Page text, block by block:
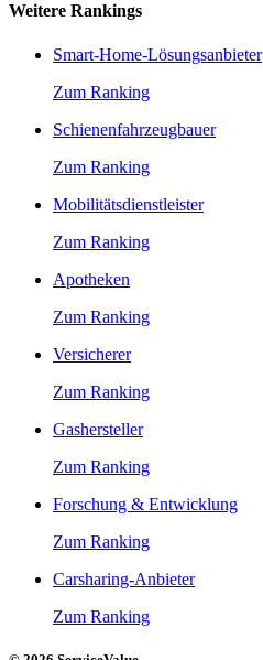
Weitere Rankings
Smart-Home-Lösungsanbieter
Zum Ranking
Schienenfahrzeugbauer
Zum Ranking
Mobilitätsdienstleister
Zum Ranking
Apotheken
Zum Ranking
Versicherer
Zum Ranking
Gashersteller
Zum Ranking
Forschung & Entwicklung
Zum Ranking
Carsharing-Anbieter
Zum Ranking